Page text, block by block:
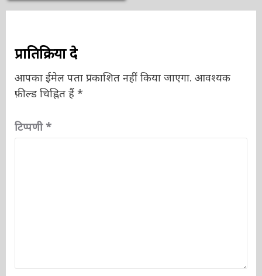
प्रातिक्रिया दे
आपका ईमेल पता प्रकाशित नहीं किया जाएगा. आवश्यक
फ़ील्ड चिह्नित हैं *
टिप्पणी*